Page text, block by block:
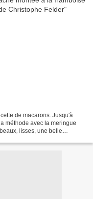
de macarons. Jusqu'à
méthode avec la meringue
lisses, une belle